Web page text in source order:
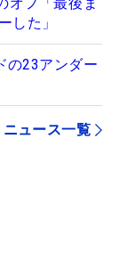
オフ「最後ま
した」
23アンダー
ニュース一覧